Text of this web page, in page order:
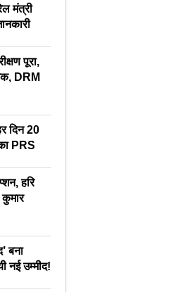
मंत्री
पूरा,
DRM
दिन 20
PRS
हरि
बना
नई उम्मीद!